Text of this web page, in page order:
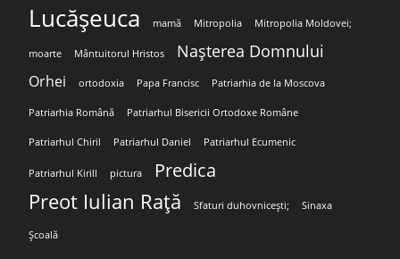
Lucășeuca mamă Mitropolia Mitropolia Moldovei;
moarte Mântuitorul Hristos Nașterea Domnului
Orhei ortodoxia Papa Francisc Patriarhia de la Moscova
Patriarhia Română Patriarhul Bisericii Ortodoxe Române
Patriarhul Chiril Patriarhul Daniel Patriarhul Ecumenic
Patriarhul Kirill pictura Predica
Preot Iulian Rață Sfaturi duhovnicești; Sinaxa
Școală